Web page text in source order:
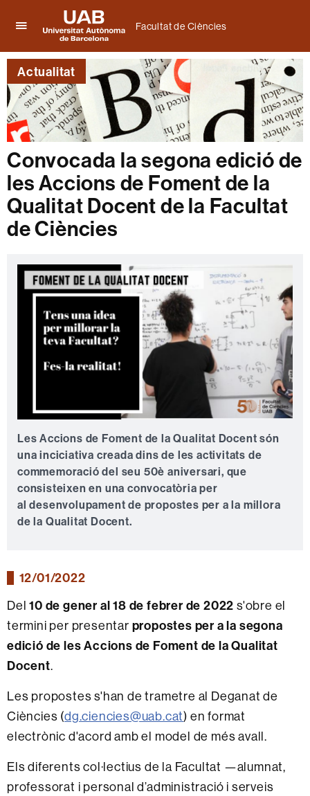
per
desplegar
el
menú
de
Facultat
de
Universitat
Autònoma
de
Barcelona
Facultat de Ciències
Actualitat
Convocada la segona edició de
les Accions de Foment de la
Qualitat Docent de la Facultat
de Ciències
Les Accions de Foment de la Qualitat Docent són
una inciciativa creada dins de les activitats de
commemoració del seu 50è aniversari, que
consisteixen en una convocatòria per
al desenvolupament de propostes per a la millora
de la Qualitat Docent.
12/01/2022
Del10 de gener al 18 de febrer de 2022 s'obre el
termini per presentar propostes per a la segona
edició de les Accions de Foment de la Qualitat
Docent.
Les propostes s'han de trametre al Deganat de
Ciències (dg.ciencies@uab.cat) en format
electrònic d'acord amb el model de més avall.
Els diferents col·lectius de la Facultat —alumnat,
professorat i personal d’administració i serveis